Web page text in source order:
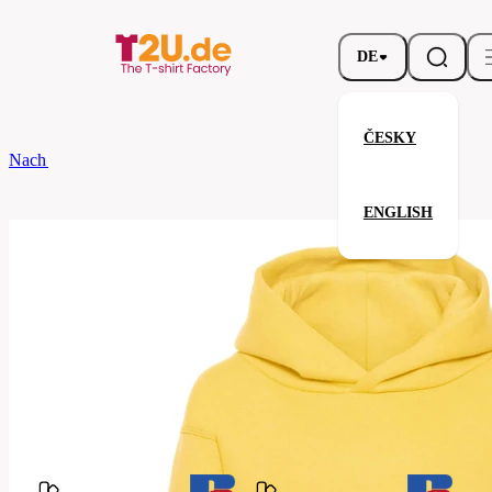
DE
ČESKY
ENGLISH
Nach dem Brand
Children's Hooded Sweatshirt
Verwandte Produkte
Ihre Zufriedenheit ist unsere Priorität.